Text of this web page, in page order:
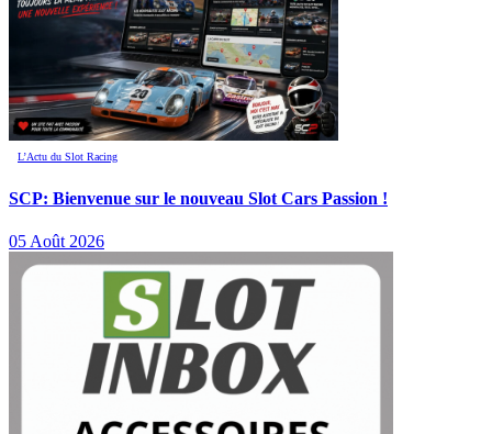
L’Actu du Slot Racing
SCP: Bienvenue sur le nouveau Slot Cars Passion !
05 Août 2026